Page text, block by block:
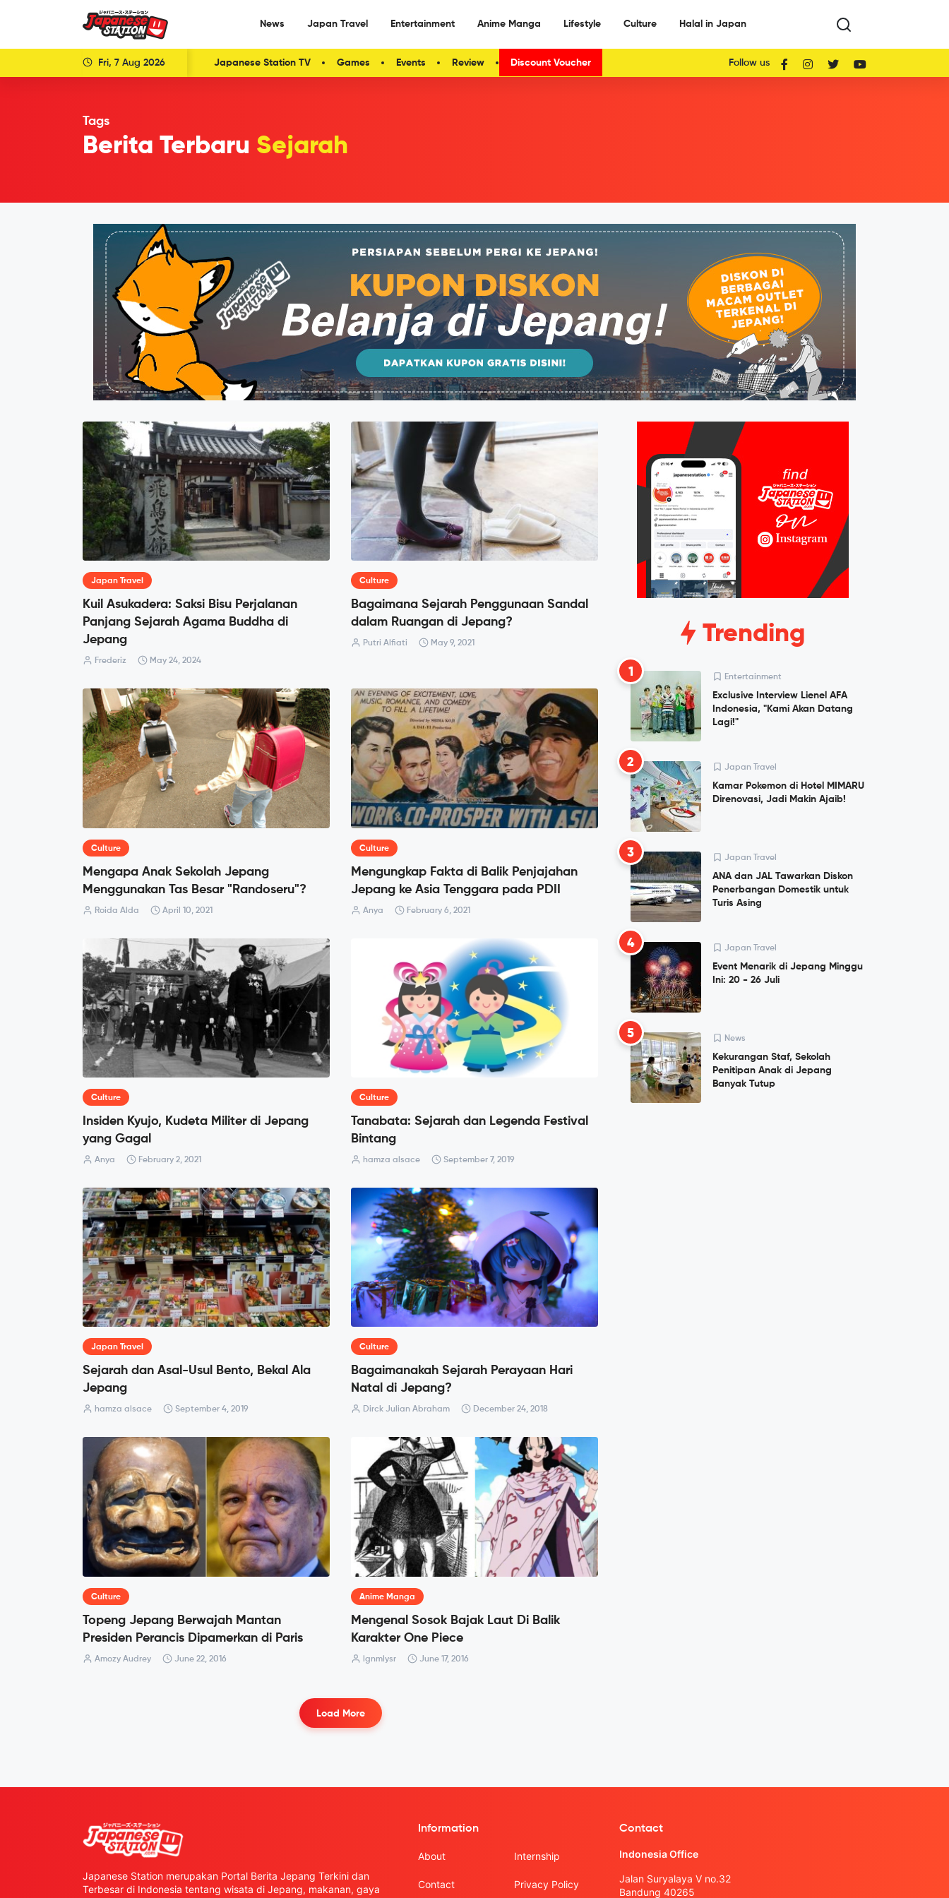
News Japan Travel Entertainment Anime Manga Lifestyle Culture Halal in Japan
Fri, 7 Aug 2026 Japanese Station TV Games Events Review Discount Voucher Follow us
Tags
Berita Terbaru Sejarah
Japan Travel
Kuil Asukadera: Saksi Bisu Perjalanan
Panjang Sejarah Agama Buddha di
Jepang
Frederiz May 24, 2024
Culture
Bagaimana Sejarah Penggunaan Sandal
dalam Ruangan di Jepang?
Putri Alfiati May 9, 2021
Culture
Mengapa Anak Sekolah Jepang
Menggunakan Tas Besar "Randoseru"?
Roida Alda April 10, 2021
Culture
Mengungkap Fakta di Balik Penjajahan
Jepang ke Asia Tenggara pada PDII
Anya February 6, 2021
Culture
Insiden Kyujo, Kudeta Militer di Jepang
yang Gagal
Anya February 2, 2021
Culture
Tanabata: Sejarah dan Legenda Festival
Bintang
hamza alsace September 7, 2019
Japan Travel
Sejarah dan Asal-Usul Bento, Bekal Ala
Jepang
hamza alsace September 4, 2019
Culture
Bagaimanakah Sejarah Perayaan Hari
Natal di Jepang?
Dirck Julian Abraham December 24, 2018
Culture
Topeng Jepang Berwajah Mantan
Presiden Perancis Dipamerkan di Paris
Amozy Audrey June 22, 2016
Anime Manga
Mengenal Sosok Bajak Laut Di Balik
Karakter One Piece
lgnmlysr June 17, 2016
Load More
Trending
1 Entertainment
Exclusive Interview Lienel AFA
Indonesia, "Kami Akan Datang
Lagi!"
2 Japan Travel
Kamar Pokemon di Hotel MIMARU
Direnovasi, Jadi Makin Ajaib!
3 Japan Travel
ANA dan JAL Tawarkan Diskon
Penerbangan Domestik untuk
Turis Asing
4 Japan Travel
Event Menarik di Jepang Minggu
Ini: 20 - 26 Juli
5 News
Kekurangan Staf, Sekolah
Penitipan Anak di Jepang
Banyak Tutup
Japanese Station merupakan Portal Berita Jepang Terkini dan
Terbesar di Indonesia tentang wisata di Jepang, makanan, gaya
Information
About
Contact
Internship
Privacy Policy
Contact
Indonesia Office
Jalan Suryalaya V no.32
Bandung 40265